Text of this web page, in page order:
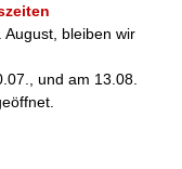
bleiben wir
und am 13.08.